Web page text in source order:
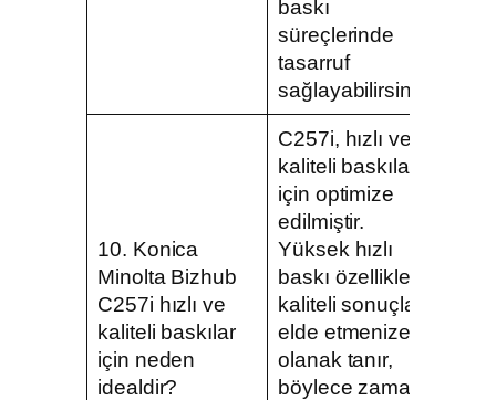
baskı
süreçlerinde
tasarruf
sağlayabilirsiniz.
10. Konica
Minolta Bizhub
C257i hızlı ve
kaliteli baskılar
için neden
idealdir?
C257i, hızlı ve
kaliteli baskılar
için optimize
edilmiştir.
Yüksek hızlı
baskı özellikleri,
kaliteli sonuçlar
elde etmenize
olanak tanır,
böylece zaman